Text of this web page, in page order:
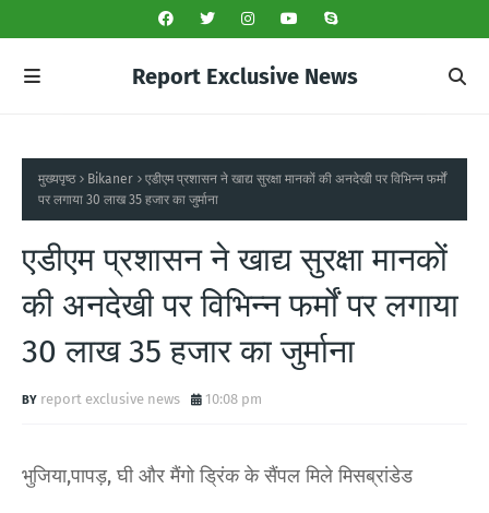
Report Exclusive News
मुख्यपृष्ठ Bikaner
एडीएम प्रशासन ने खाद्य सुरक्षा मानकों की अनदेखी पर विभिन्न फर्मों
पर लगाया 30 लाख 35 हजार का जुर्माना
एडीएम प्रशासन ने खाद्य सुरक्षा मानकों
की अनदेखी पर विभिन्न फर्मों पर लगाया
30 लाख 35 हजार का जुर्माना
report exclusive news 10:08 pm
भुजिया,पापड़, घी और मैंगो ड्रिंक के सैंपल मिले मिसब्रांडेड